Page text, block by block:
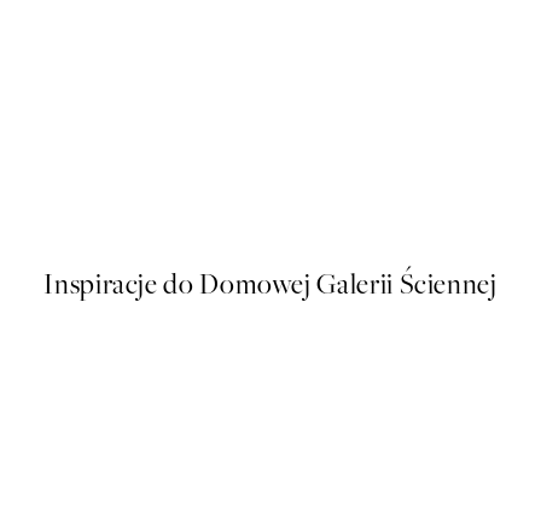
Inspiracje do Domowej Galerii Ściennej